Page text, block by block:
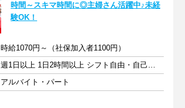
時間～スキマ時間に◎主婦さん活躍中♪未経
験OK！
時給1070円～（社保加入者1100円）
週1日以上 1日2時間以上 シフト自由・自己申告
アルバイト・パート